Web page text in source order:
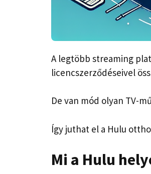
A legtöbb streaming
licencszerződéseivel
De van mód olyan TV-
Így juthat el a Hulu
Mi a Hulu